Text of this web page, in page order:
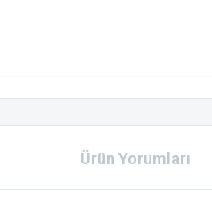
Ürün Yorumları